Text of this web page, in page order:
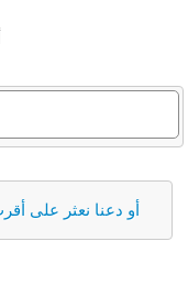
أو دعنا نعثر على